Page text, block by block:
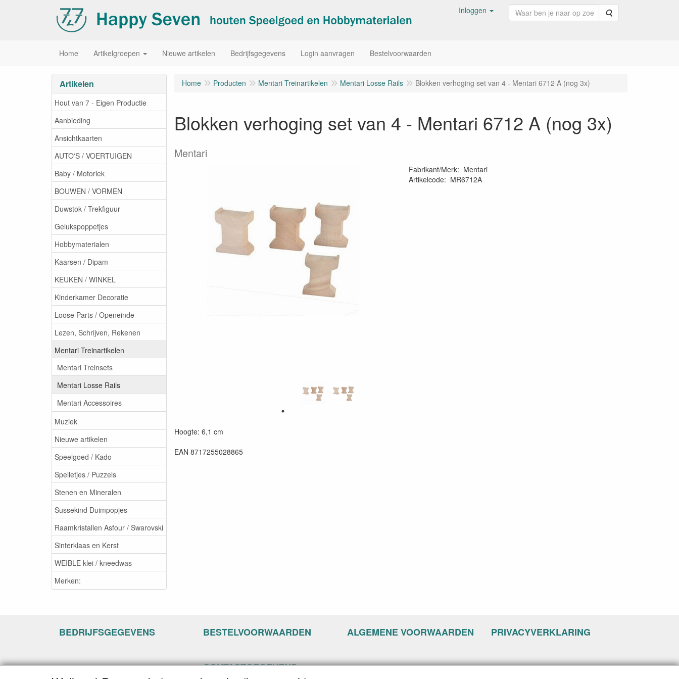
Inloggen Zoeken
Home Artikelgroepen Nieuwe artikelen Bedrijfsgegevens Login aanvragen Bestelvoorwaarden
Artikelen
Hout van 7 - Eigen Productie
Aanbieding
Ansichtkaarten
AUTO'S / VOERTUIGEN
Baby / Motoriek
BOUWEN / VORMEN
Duwstok / Trekfiguur
Gelukspoppetjes
Hobbymaterialen
Kaarsen / Dipam
KEUKEN / WINKEL
Kinderkamer Decoratie
Loose Parts / Openeinde
Lezen, Schrijven, Rekenen
Mentari Treinartikelen
Mentari Treinsets
Mentari Losse Rails
Mentari Accessoires
Muziek
Nieuwe artikelen
Speelgoed / Kado
Spelletjes / Puzzels
Stenen en Mineralen
Sussekind Duimpopjes
Raamkristallen Asfour / Swarovski
Sinterklaas en Kerst
WEIBLE klei / kneedwas
Merken:
Home Producten Mentari Treinartikelen Mentari Losse Rails Blokken verhoging set van 4 - Mentari 6712 A (nog 3x)
Blokken verhoging set van 4 - Mentari 6712 A (nog 3x)
Mentari
Fabrikant/Merk: Mentari
Artikelcode: MR6712A
Hoogte: 6,1 cm
EAN 8717255028865
BEDRIJFSGEGEVENS BESTELVOORWAARDEN ALGEMENE VOORWAARDEN PRIVACYVERKLARING
CONTACTGEGEVENS